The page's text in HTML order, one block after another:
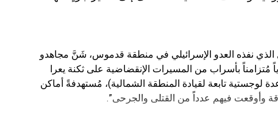
الذي نفذه العدو الإسرائيلي في منطقة قدموس، شَنَّ مجاهدو
يوم الاثنين 19-8-2024 هجوماً جوياً مُتزامناً بأسراب من المسيرات الإنقضاضية على ثكنة يعرا
سنط جين (قاعدة لوجستية تابعة لقيادة المنطقة الشمالية)، مُستهدفةً أماكن
وأوقعت فيهم عدداً من القتلى والجرحى”.